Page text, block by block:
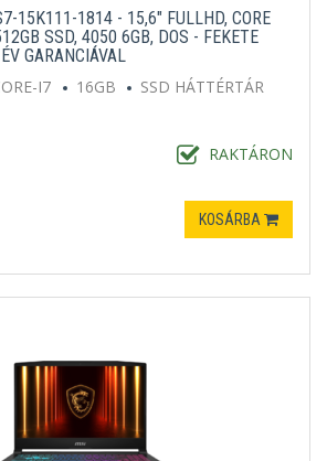
15K111-1814 - 15,6" FULLHD, CORE
SSD, 4050 6GB, DOS - FEKETE
GARANCIÁVAL
I7 16GB
SSD HÁTTÉRTÁR
RAKTÁRON
KOSÁRBA